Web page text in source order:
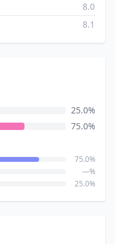
8.0
8.1
25.0%
75.0%
75.0%
—%
25.0%